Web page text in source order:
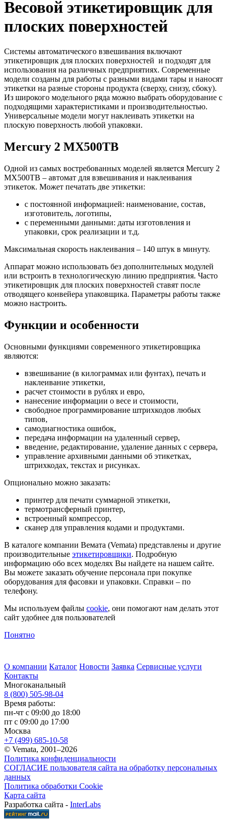
Весовой этикетировщик для
плоских поверхностей
Системы автоматического взвешивания включают
этикетировщик для плоских поверхностей и подходят для
использования на различных предприятиях. Современные
модели созданы для работы с разными видами тары и наносят
этикетки на разные стороны продукта (сверху, снизу, сбоку).
Из широкого модельного ряда можно выбрать оборудование с
подходящими характеристиками и производительностью.
Универсальные модели могут наклеивать этикетки на
плоскую поверхность любой упаковки.
Mercury 2 MX500TB
Одной из самых востребованных моделей является Mercury 2
MX500TB – автомат для взвешивания и наклеивания
этикеток. Может печатать две этикетки:
с постоянной информацией: наименование, состав,
изготовитель, логотипы,
с переменными данными: даты изготовления и
упаковки, срок реализации и т.д.
Максимальная скорость наклеивания – 140 штук в минуту.
Аппарат можно использовать без дополнительных модулей
или встроить в технологическую линию предприятия. Часто
этикетировщик для плоских поверхностей ставят после
отводящего конвейера упаковщика. Параметры работы также
можно настроить.
Функции и особенности
Основными функциями современного этикетировщика
являются:
взвешивание (в килограммах или фунтах), печать и
наклеивание этикетки,
расчет стоимости в рублях и евро,
нанесение информации о весе и стоимости,
свободное программирование штрихкодов любых
типов,
самодиагностика ошибок,
передача информации на удаленный сервер,
введение, редактирование, удаление данных с сервера,
управление архивными данными об этикетках,
штрихкодах, текстах и рисунках.
Опционально можно заказать:
принтер для печати суммарной этикетки,
термотрансферный принтер,
встроенный компрессор,
сканер для управления кодами и продуктами.
В каталоге компании Вемата (Vemata) представлены и другие
производительные этикетировщики. Подробную
информацию обо всех моделях Вы найдете на нашем сайте.
Вы можете заказать обучение персонала при покупке
оборудования для фасовки и упаковки. Справки – по
телефону.
Мы используем файлы cookie, они помогают нам делать этот
сайт удобнее для пользователей
Понятно
О компании Каталог Новости Заявка Сервисные услуги
Контакты
Многоканальный
8 (800) 505-98-04
Время работы:
пн-чт с 09:00 до 18:00
пт с 09:00 до 17:00
Москва
+7 (499) 685-10-58
© Vemata, 2001–2026
Политика конфиденциальности
СОГЛАСИЕ пользователя сайта на обработку персональных
данных
Политика обработки Cookie
Карта сайта
Разработка сайта - InterLabs